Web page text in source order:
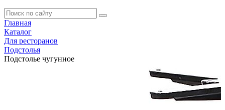
Главная
Каталог
Для ресторанов
Подстолья
Подстолье чугунное